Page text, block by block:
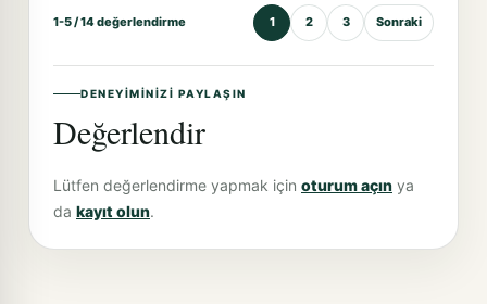
1-5 / 14 değerlendirme 1 2 3 Sonraki
DENEYIMINIZI PAYLAŞIN
Değerlendir
Lütfen değerlendirme yapmak için oturum açın ya
da kayıt olun.